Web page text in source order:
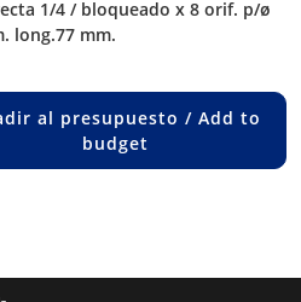
long.77 mm.
al presupuesto / Add to
budget